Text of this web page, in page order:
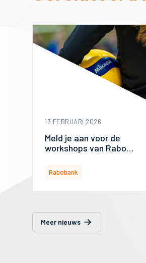
13 FEBRUARI 2026
Meld je aan voor de
workshops van Rabo
Rabobank
Meer nieuws